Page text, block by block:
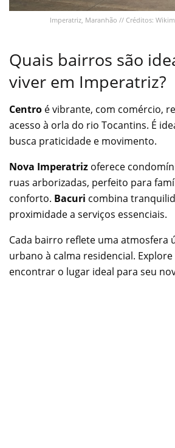
Imperatriz, Maranhão // Créditos:
Quais bairros são
viver em Imperatriz?
Centro é vibrante, com comércio,
acesso à orla do rio Tocantins. É
busca praticidade e movimento.
Nova Imperatriz oferece
ruas arborizadas, perfeito para
conforto. Bacuri combina
proximidade a serviços essenciais.
Cada bairro reflete uma atmosfera
urbano à calma residencial.
encontrar o lugar ideal para seu